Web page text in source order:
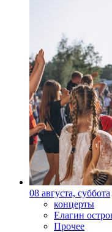
08 августа, суббота
концерты
Елагин
Прочее